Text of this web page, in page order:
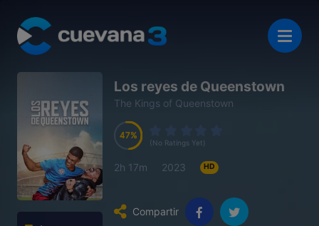
Los reyes de Queenstown
The Kings of Queenstown
47
47
47
47
(No Ratings Yet)
2h 17m 2023 HD
Compartir